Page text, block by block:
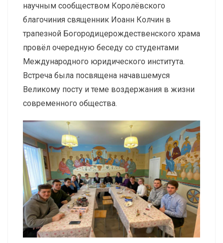
научным сообществом Королёвского
благочиния священник Иоанн Колчин в
трапезной Богородицерождественского храма
провёл очередную беседу со студентами
Международного юридического института.
Встреча была посвящена начавшемуся
Великому посту и теме воздержания в жизни
современного общества.